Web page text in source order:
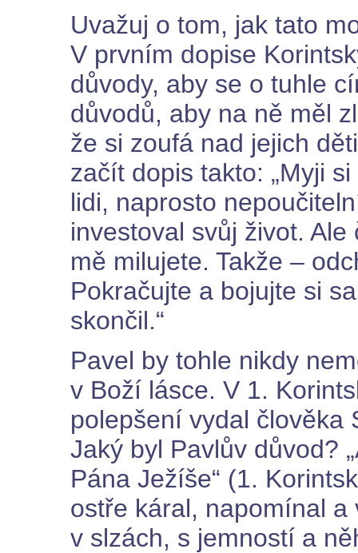
Uvažuj o tom, jak tato
V prvním dopise
důvody, aby se o tuhle
důvodů, aby na ně měl
že si zoufá nad jejich
začít dopis takto: „Myji
lidi, naprosto
investoval svůj život.
mě milujete. Takže –
Pokračujte a bojujte si
skončil.“
Pavel by tohle nikdy
v Boží lásce. V 1.
polepšení vydal člověka
Jaký byl Pavlův důvod?
Pána Ježíše“ (1.
ostře káral, napomínal a
v slzách, s jemností a